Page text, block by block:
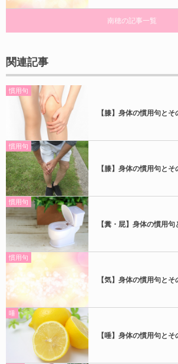
南穂の記事一覧
関連記事
慣用句
【膝】身体の慣用句と
慣用句
【膝】身体の慣用句と
慣用句
【糞・屁】身体の慣用
慣用句
【気】身体の慣用句と
唾
【唾】身体の慣用句と